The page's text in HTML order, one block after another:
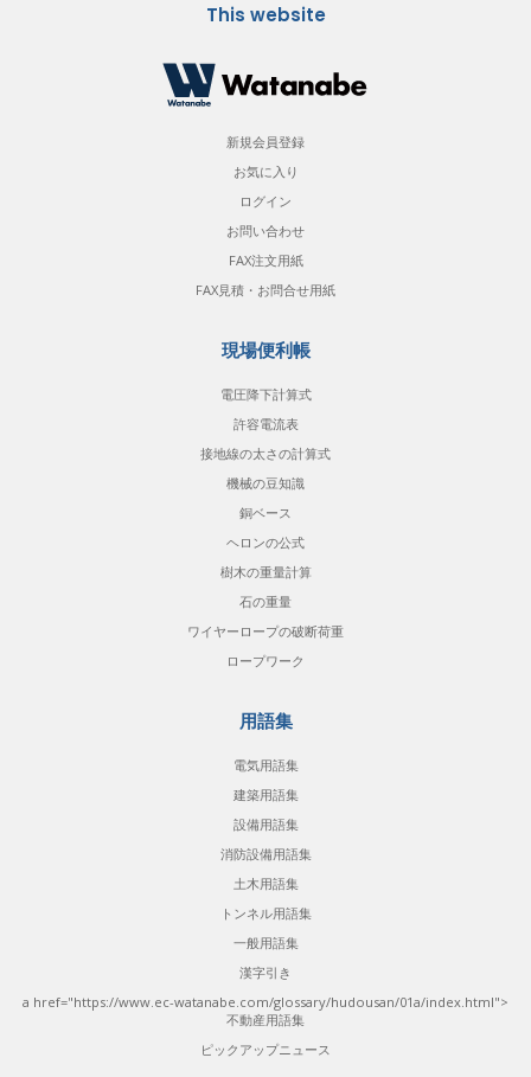
This website
新規会員登録
お気に入り
ログイン
お問い合わせ
FAX注文用紙
FAX見積・お問合せ用紙
現場便利帳
電圧降下計算式
許容電流表
接地線の太さの計算式
機械の豆知識
銅ベース
ヘロンの公式
樹木の重量計算
石の重量
ワイヤーロープの破断荷重
ロープワーク
用語集
電気用語集
建築用語集
設備用語集
消防設備用語集
土木用語集
トンネル用語集
一般用語集
漢字引き
a href="https://www.ec-watanabe.com/glossary/hudousan/01a/index.html">
不動産用語集
ピックアップニュース